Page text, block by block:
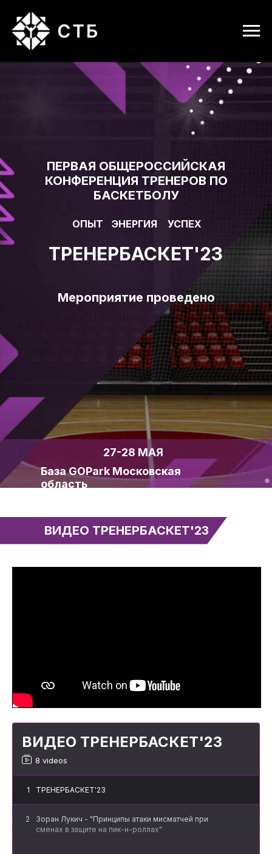
27-28 МАЯ
База GOPark Московская
область
ОПЫТ
ПЕРВАЯ ОБЩЕРОССИЙСКАЯ
КОНФЕРЕНЦИЯ ТРЕНЕРОВ ПО
БАСКЕТБОЛУ
ЭНЕРГИЯ
ТРЕНЕРБАСКЕТ'23
УСПЕХ
Мероприятие проведено
ВИДЕО ТРЕНЕРБАСКЕТ'23
ВИДЕО ТРЕНЕРБАСКЕТ'23
8 videos
1 ТРЕНЕРБАСКЕТ'23
2
Зоран Лукич - "Принципы атаки мисматчей при
сменах в защите на пик-н-роллах"